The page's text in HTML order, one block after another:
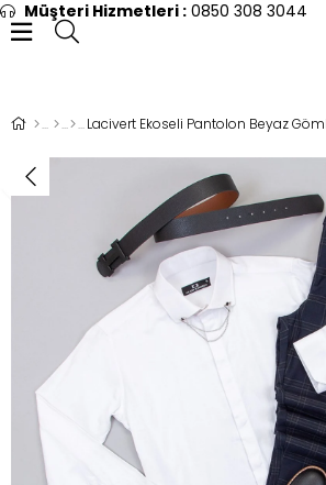
Müşteri Hizmetleri : 0850 308 3044
Lacivert Ekoseli Pantolon Beyaz